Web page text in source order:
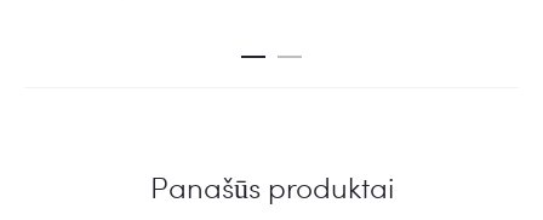
Panašūs produktai